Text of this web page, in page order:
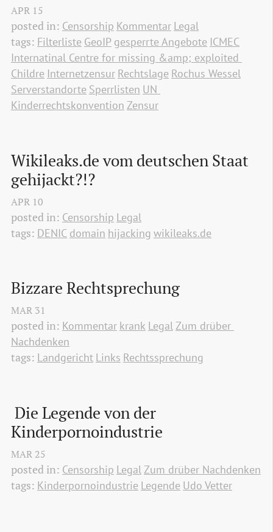
APR 15
posted in: Censorship Kommentar Legal
tags: Filterliste GeoIP gesperrte Angebote ICMEC
Internatinal Centre for missing &amp; exploited
Childre Internetzensur Rechtslage Rochus Wessel
Serverstandorte Sperrlisten UN
Kinderrechtskonvention Zensur
Wikileaks.de vom deutschen Staat
gehijackt?!?
APR 10
posted in: Censorship Legal
tags: DENIC domain hijacking wikileaks.de
Bizzare Rechtsprechung
MAR 31
posted in: Kommentar krank LegalZum drüber
Nachdenken
tags: Landgericht Links Rechtssprechung
Kinderpornoindustrie
MAR 25
posted in: Censorship LegalZum drüber Nachdenken
tags: Kinderpornoindustrie Legende Udo Vetter